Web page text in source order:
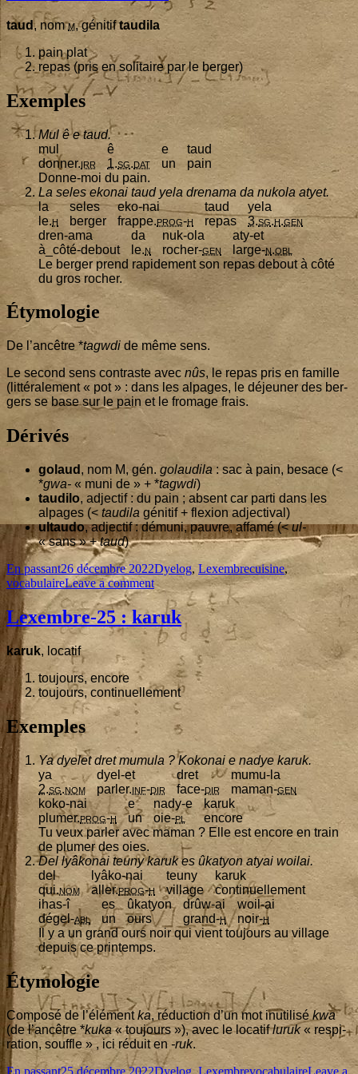
taud, nomm, géni­tiftau­di­la
pain plat
repas (pris en soli­taire par le berger)
Exemples
Mul ê e taud.
mul
don­ner.irr
ê
1.sg.dat
e
un
taud
pain
Donne-moi du pain.
La seles eko­nai taud yela dre­na­ma da nuko­la atyet.
la
le.h
seles
ber­ger
eko-nai
frappe.prog-h
taud
repas
yela
3.sg.h.gen
dren-ama
à_cô­té-debout
da
le.n
nuk-ola
rocher-gen
aty-et
large-n.obl
Le ber­ger prend rapi­de­ment son repas debout à côté
du gros rocher.
Étymologie
De l’an­cêtre *tagw­di de même sens.
Le second sens contraste avec nûs, le repas pris en famille
(lit­té­ra­le­ment « pot » : dans les alpages, le déjeu­ner des ber­
gers se base sur le pain et le fro­mage frais.
Dérivés
golaud , nom M, gén. golau­di­la : sac à pain, besace (<
*gwa- « muni de » + *tagw­di)
tau­di­lo, adjec­tif : du pain ; absent car par­ti dans les
alpages (< tau­di­la géni­tif + flexion adjectival)
ultau­do, adjec­tif : dému­ni, pauvre, affa­mé (<ul-
« sans » +taud)
Format
En passantPublished
on
26 décembre 2022Categories
Dyelog, LexembreTags
cuisine,
vocabulaireLeave a commenton
Lexembre-
26:
taud
Lexembre-25: karuk
karuk, loca­tif
tou­jours, encore
tou­jours, continuellement
Exemples
Ya dye­let dret mumu­la ? Koko­nai e nadye karuk.
ya
2.sg.nom
dyel-et
par­ler.inf-dir
dret
face-dir
mumu-la
maman-gen
koko-nai
plu­mer.prog-h
e
un
nady‑e
oie-pl
karuk
encore
Tu veux par­ler avec maman ? Elle est encore en train
de plu­mer des oies.
Del lyâ­ko­nai teu­ny karuk es ûka­tyon atyai woilai.
del
qui.nom
lyâ­ko-nai
aller.prog-h
teu­ny
vil­lage
karuk
conti­nuel­le­ment
ihas‑î
dégel-abl
es
un
ûka­tyon
ours
drûw-ai
grand-h
woil-ai
noir-h
Il y a un grand ours noir qui vient tou­jours au vil­lage
depuis ce printemps.
Étymologie
Com­po­sé de l’élé­mentka, réduc­tion d’un mot inuti­li­sé kwa
(de l’an­cêtre *kuka« tou­jours »), avec le loca­tifluruk« res­pi­
ra­tion, souffle » , ici réduit en -ruk.
Format
En passantPublished
25 décembre 2022Categories
Dyelog,LexembreTags
vocabulaireLeave a